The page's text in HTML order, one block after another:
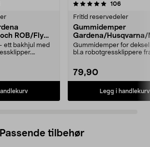
anmeldelser
ROB/Flymo
ett bakhjul med
106
Fritid reservedeler
Gummidemper
Gardena/Husqvarna/
ch/Flymo
Gummidemper for
bl.a robotgressklippere
79,90
Legg i handlekurv
4.5 av 5 stjerner
Passende tilbehør